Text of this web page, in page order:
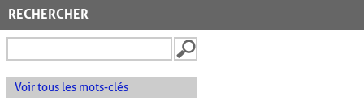
RECHERCHER
Voir tous les mots-clés